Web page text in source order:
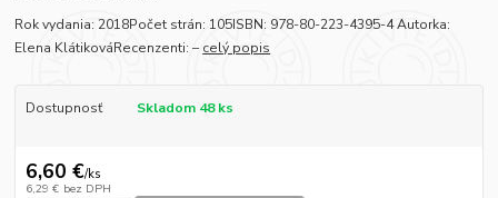
Rok vydania: 2018Počet strán: 105ISBN: 978-80-223-4395-4 Autorka:
Elena KlátikováRecenzenti: – celý popis
Dostupnosť Skladom 48 ks
6,60 €/ks
6,29 € bez DPH